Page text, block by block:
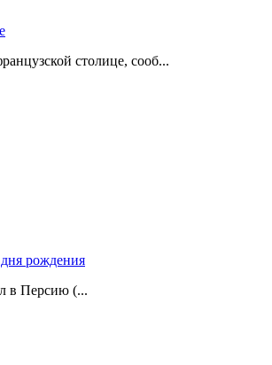
столице, сооб...
рождения
в Персию (...